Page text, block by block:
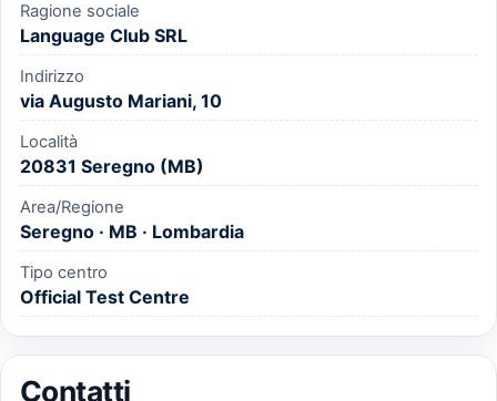
Ragione sociale
Language Club SRL
Indirizzo
via Augusto Mariani, 10
Località
20831 Seregno (MB)
Area/Regione
Seregno · MB · Lombardia
Tipo centro
Official Test Centre
Contatti